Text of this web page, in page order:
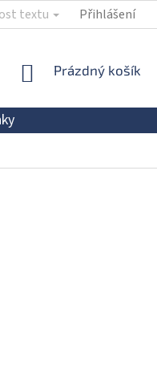
textu Přihlášení
NÁKUPNÍ
Prázdný košík